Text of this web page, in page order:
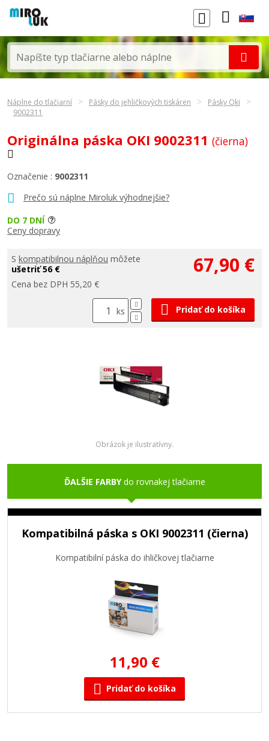
Náplne do tlačiarní Pásky do jehličkových tiskáren
Pásky Oki
9002311
Originálna páska OKI 9002311 (čierna)
Prečo sú náplne Miroluk výhodnejšie?
Označenie : 9002311
DO 7 DNÍ
Ceny dopravy
S kompatibilnou náplňou môžete
ušetriť 56 €
Cena bez DPH 55,20 €
67,90 €
ks Pridať do košíka
Obrázok je ilustratívny.
ĎALŠIE FARBYdo rovnakej tlačiarne
Kompatibilná páska s OKI 9002311 (čierna)
Kompatibilní páska do ihličkovej tlačiarne
11,90 €
Pridať do košíka